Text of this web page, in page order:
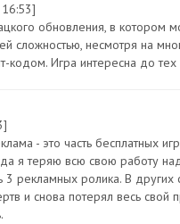
обновления, в котором
сложностью, несмотря на
кодом. Игра интересна до
- это часть бесплатных
я теряю всю свою работу
рекламных ролика. В
и снова потерял весь свой